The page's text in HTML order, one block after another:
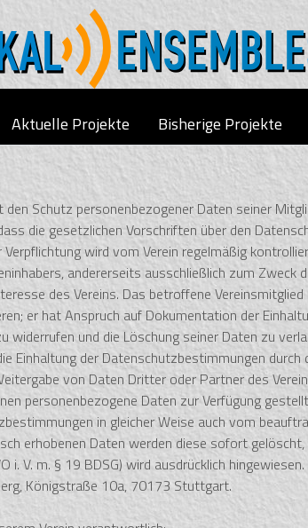
Aktuelle Projekte Bisherige Projekte
den Schutz personenbezogener Daten seiner
die gesetzlichen Vorschriften über den
wird vom Verein regelmäßig
andererseits ausschließlich zum Zweck
des Vereins. Das betroffene
er hat Anspruch auf Dokumentation der
widerrufen und die Löschung seiner Daten zu
Einhaltung der Datenschutzbestimmungen
von Daten Dritter oder Partner des
personenbezogene Daten zur Verfügung
in gleicher Weise auch vom
erhobenen Daten werden diese sofort
i. V. m. § 19 BDSG) wird ausdrücklich
Königstraße 10a, 70173 Stuttgart.